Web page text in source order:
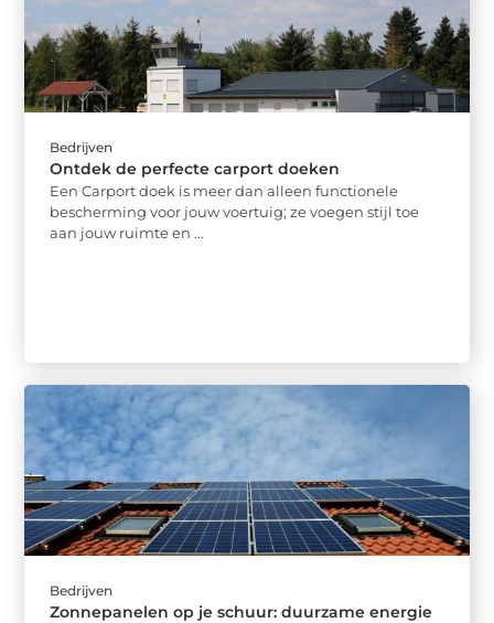
Bedrijven
Ontdek de perfecte carport doeken
Een Carport doek is meer dan alleen functionele
bescherming voor jouw voertuig; ze voegen stijl toe
aan jouw ruimte en ...
Bedrijven
Zonnepanelen op je schuur: duurzame energie